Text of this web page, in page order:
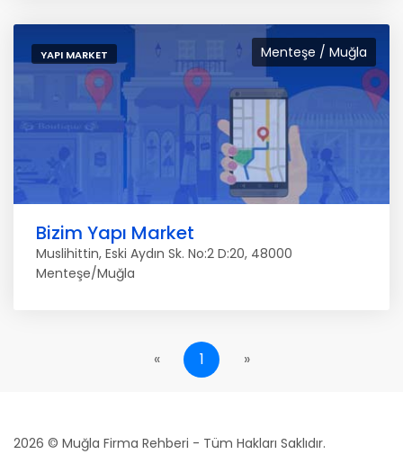
Menteşe / Muğla
YAPI MARKET
Bizim Yapı Market
Muslihittin, Eski Aydın Sk. No:2 D:20, 48000
Menteşe/Muğla
« 1 »
2026 © Muğla Firma Rehberi - Tüm Hakları Saklıdır.